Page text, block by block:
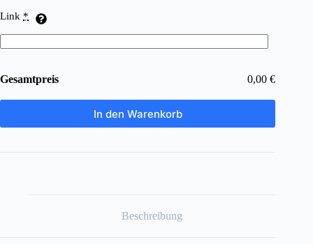
Link *
Gesamtpreis 0,00 €
In den Warenkorb
Beschreibung